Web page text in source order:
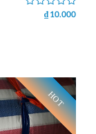
₫ 10.000
HOT